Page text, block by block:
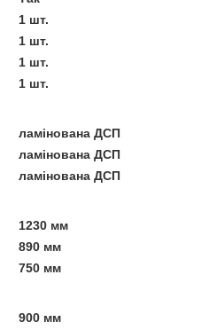
1 шт.
1 шт.
1 шт.
1 шт.
ламінована ДСП
ламінована ДСП
ламінована ДСП
1230 мм
890 мм
750 мм
900 мм